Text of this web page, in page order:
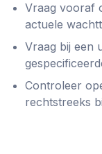
Vraag vooraf
actuele
Vraag bij een
Controleer
rechtstreeks